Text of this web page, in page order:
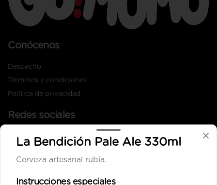
Conócenos
Despacho
Términos y condiciones
Política de privacidad
Redes sociales
Instagram
La Bendición Pale Ale 330ml
Cerveza artesanal rubia.
Instrucciones especiales